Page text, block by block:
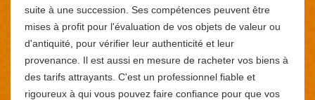
suite à une succession. Ses compétences peuvent être
mises à profit pour l'évaluation de vos objets de valeur ou
d'antiquité, pour vérifier leur authenticité et leur
provenance. Il est aussi en mesure de racheter vos biens à
des tarifs attrayants. C'est un professionnel fiable et
rigoureux à qui vous pouvez faire confiance pour que vos